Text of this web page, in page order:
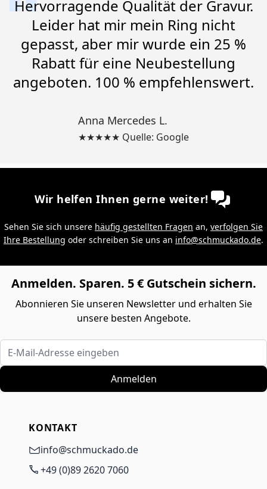
Hervorragende Qualität der Gravur.
Leider hat mir mein Ring nicht
gepasst, aber mir wurde ein 25 %
Rabatt für eine Neubestellung
angeboten. 100 % empfehlenswert.
Anna Mercedes L.
★★★★★ Quelle: Google
Wir helfen Ihnen gerne weiter!
Sehen Sie sich unsere häufig gestellten Fragen an, verfolgen Sie
Ihre Bestellung oder schreiben Sie uns an info@schmuckado.de.
Anmelden. Sparen. 5 € Gutschein sichern.
Abonnieren Sie unseren Newsletter und erhalten Sie
unsere besten Angebote.
E-Mail-Adresse eingeben
Anmelden
KONTAKT
info@schmuckado.de
+49 (0)89 2620 7060